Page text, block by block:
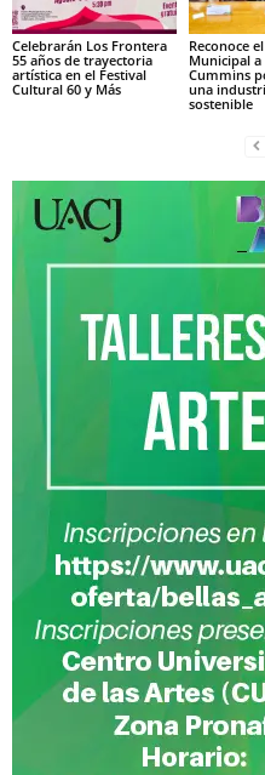
Celebrarán Los Frontera
55 años de trayectoria
artística en el Festival
Cultural 60 y Más
Reconoce
Municipal a
Cummins
una
sostenible